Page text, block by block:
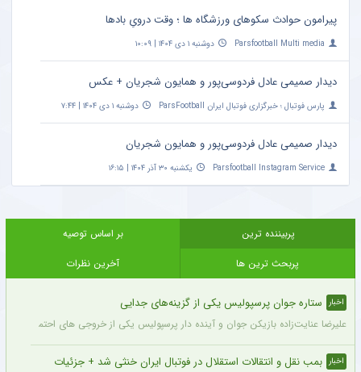
پیرامون حوادث سکوهای ورزشگاه ها ؛ وقت درویِ بادها
Parsfootball Multi media دوشنبه ۱ دی ۱۴۰۴ | ۱۰:۰۹
دیدار صمیمی عادل فردوسی‌پور و همایون شجریان + عکس
پارس فوتبال ؛ خبرگزاری فوتبال ایران ParsFootball دوشنبه ۱ دی ۱۴۰۴ | ۷:۴۴
دیدار صمیمی عادل فردوسی‌پور و همایون شجریان
Parsfootball Instagram Service یکشنبه ۳۰ آذر ۱۴۰۴ | ۱۶:۱۵
پربیننده ترین
بر اساس توصیه
پربحث ترین ها
آخرین نظرات
اخبار ستاره جوان پرسپولیس یکی از گزینه‌های جدایی
علیرضا عنایت‌زاده بازیکن جوان و آینده دار پرسپولیس یکی از خروجی های احتمالی
اخبار بمب نقل و انتقالات استقلال در فوتبال ایران خنثی شد + جزئیات